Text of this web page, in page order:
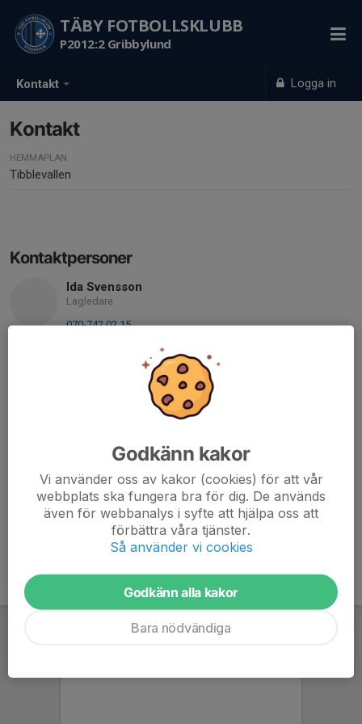
Kontakt Logga in
TÄBY FOTBOLLSKLUBB
P2012:2 Gribbylund
Kontakt
HEMMAPLAN
Tibblevallen
Kontaktpersoner
Ida Svensson
Lagledare
070-742 02 15
Bengt-Erik Andersson
Anders Edström
Målvaktstränare
Mobil visas bara för inloggade
E-post visas bara för inloggade
Godkänn kakor
Vi använder oss av kakor (cookies) för att vår
webbplats ska fungera bra för dig. De används
även för webbanalys i syfte att hjälpa oss att
förbättra våra tjänster.
Så använder vi cookies
Godkänn alla kakor
Bara nödvändiga